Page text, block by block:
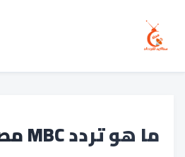
ما هو تردد MBC مصر الجديد؟